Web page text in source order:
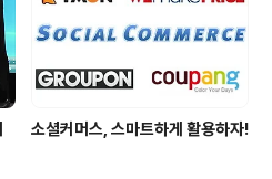
소셜커머스, 스마트하게 활용하자!